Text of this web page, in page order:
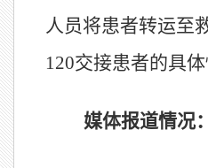
人员将患者转运至
120交接患者的具体
媒体报道情况：